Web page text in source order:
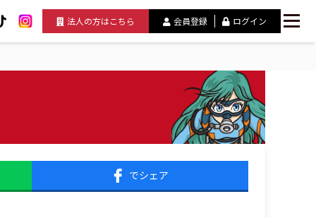
法人の方はこちら 会員登録 ログイン
でシェア